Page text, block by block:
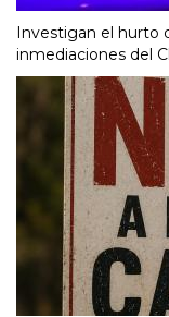
Investigan el hurto
inmediaciones del